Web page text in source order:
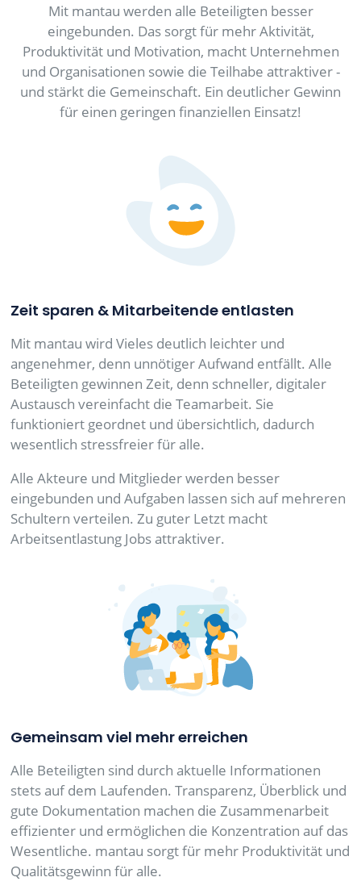
Mit mantau werden alle Beteiligten besser
eingebunden. Das sorgt für mehr Aktivität,
Produktivität und Motivation, macht Unternehmen
und Organisationen sowie die Teilhabe attraktiver -
und stärkt die Gemeinschaft. Ein deutlicher Gewinn
für einen geringen finanziellen Einsatz!
Zeit sparen & Mitarbeitende entlasten
Mit mantau wird Vieles deutlich leichter und
angenehmer, denn unnötiger Aufwand entfällt. Alle
Beteiligten gewinnen Zeit, denn schneller, digitaler
Austausch vereinfacht die Teamarbeit. Sie
funktioniert geordnet und übersichtlich, dadurch
wesentlich stressfreier für alle.
Alle Akteure und Mitglieder werden besser
eingebunden und Aufgaben lassen sich auf mehreren
Schultern verteilen. Zu guter Letzt macht
Arbeitsentlastung Jobs attraktiver.
Gemeinsam viel mehr erreichen
Alle Beteiligten sind durch aktuelle Informationen
stets auf dem Laufenden. Transparenz, Überblick und
gute Dokumentation machen die Zusammenarbeit
effizienter und ermöglichen die Konzentration auf das
Wesentliche. mantau sorgt für mehr Produktivität und
Qualitätsgewinn für alle.